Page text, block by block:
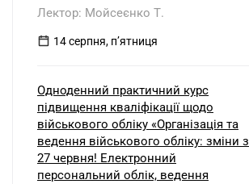
Лектор: Мойсеєнко Т.
14 серпня, пʼятниця
Одноденний практичний курс
підвищення кваліфікації щодо
військового обліку «Організація та
ведення військового обліку: зміни з
27 червня! Електронний
персональний облік, ведення